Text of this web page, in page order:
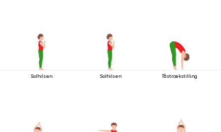
Solhilsen Solhilsen Tåstrækstilling